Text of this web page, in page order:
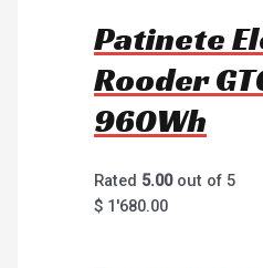
Patinete
Rooder
960Wh
Rated 5.00out of 5
$ 1'680.00